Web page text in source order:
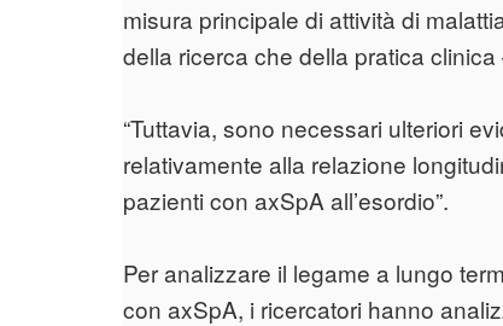
misura principale di attività di
della ricerca che della pratica
“Tuttavia, sono necessari ulteriori
relativamente alla relazione
pazienti con axSpA all’esordio”.
Per analizzare il legame a lungo
con axSpA, i ricercatori hanno